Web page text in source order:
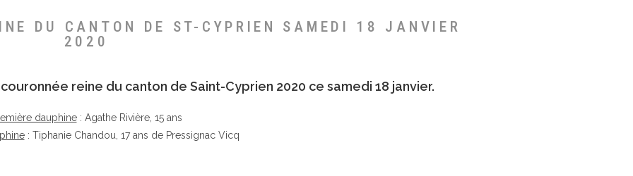
DU CANTON DE ST-CYPRIEN SAMEDI 18 JANVIER
2020
couronnée reine du canton de Saint-Cyprien 2020 ce samedi 18 janvier.
dauphine: Agathe Rivière, 15 ans
: Tiphanie Chandou, 17 ans de Pressignac Vicq